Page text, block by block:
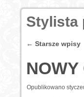
Stylista
← Starsze wpisy
NOWY
Opublikowano